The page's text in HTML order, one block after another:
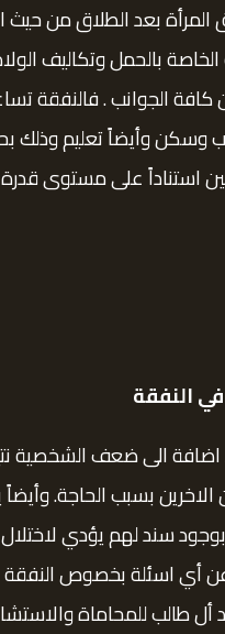
بعد الطلاق من حيث
بالحمل وتكاليف
الجوانب . فالنفقة
وسكن وأيضاً تعليم
استناداً على مستوى
في النفقة
اضافة الى ضعف الشخصية
بسبب الحاجة.
سند لهم يؤدي
أي اسئلة بخصوص
أل طالب للمحاماة